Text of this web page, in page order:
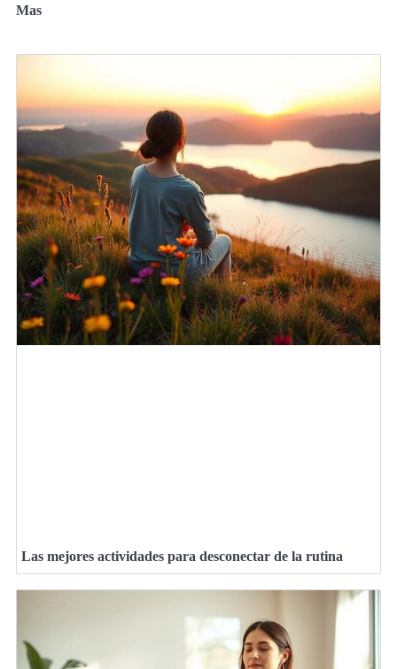
Mas
Las mejores actividades para desconectar de la rutina